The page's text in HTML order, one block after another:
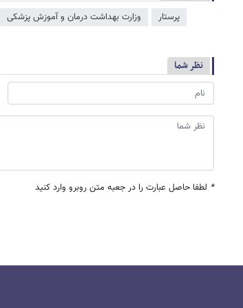
پرستار وزارت بهداشت درمان و آموزش پزشکی
نظر شما
* لطفا حاصل عبارت را در جعبه متن روبرو وارد کنید